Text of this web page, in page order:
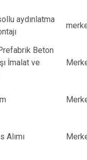
aydınlatma
Beton
İmalat ve
Alımı